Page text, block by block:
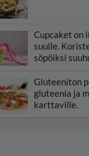
Cupcaket on
suulle.
söpöiksi
Gluteeniton
gluteenia ja
karttaville.